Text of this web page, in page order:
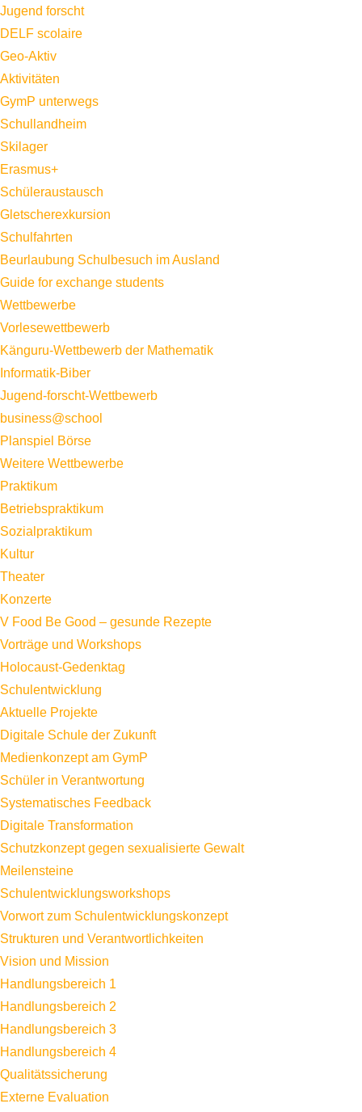
Jugend forscht
DELF scolaire
Geo-Aktiv
Aktivitäten
GymP unterwegs
Schullandheim
Skilager
Erasmus+
Schüleraustausch
Gletscherexkursion
Schulfahrten
Beurlaubung Schulbesuch im Ausland
Guide for exchange students
Wettbewerbe
Vorlesewettbewerb
Känguru-Wettbewerb der Mathematik
Informatik-Biber
Jugend-forscht-Wettbewerb
business@school
Planspiel Börse
Weitere Wettbewerbe
Praktikum
Betriebspraktikum
Sozialpraktikum
Kultur
Theater
Konzerte
V Food Be Good – gesunde Rezepte
Vorträge und Workshops
Holocaust-Gedenktag
Schulentwicklung
Aktuelle Projekte
Digitale Schule der Zukunft
Medienkonzept am GymP
Schüler in Verantwortung
Systematisches Feedback
Digitale Transformation
Schutzkonzept gegen sexualisierte Gewalt
Meilensteine
Schulentwicklungsworkshops
Vorwort zum Schulentwicklungskonzept
Strukturen und Verantwortlichkeiten
Vision und Mission
Handlungsbereich 1
Handlungsbereich 2
Handlungsbereich 3
Handlungsbereich 4
Qualitätssicherung
Externe Evaluation